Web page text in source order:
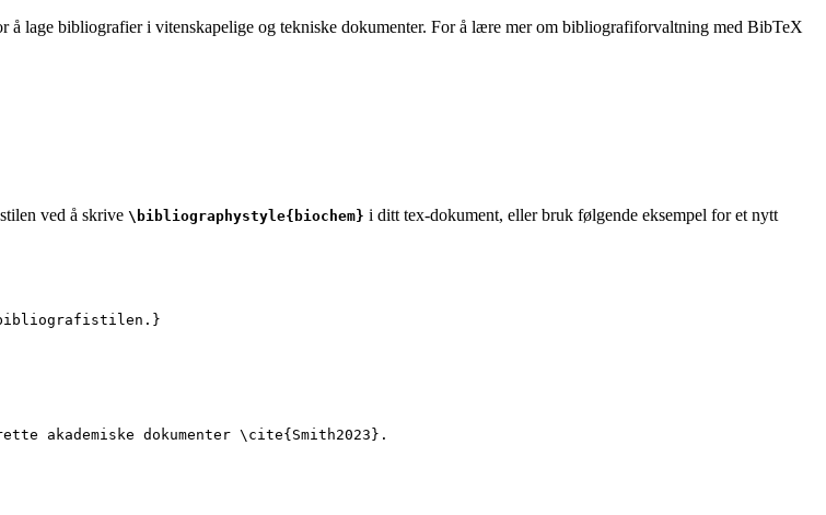
å lage bibliografier i vitenskapelige og tekniske dokumenter. For å lære mer om bibliografiforvaltning med BibTeX
ved å skrive \bibliographystyle{biochem} i ditt tex-dokument, eller bruk følgende eksempel for et nytt
bibliografistilen.}
akademiske dokumenter \cite{ Smith2023 }.